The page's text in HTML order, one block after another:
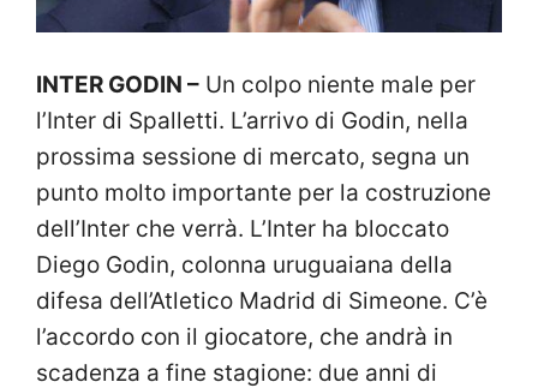
INTER GODIN – Un colpo niente male per
l’Inter di Spalletti. L’arrivo di Godin, nella
prossima sessione di mercato, segna un
punto molto importante per la costruzione
dell’Inter che verrà. L’Inter ha bloccato
Diego Godin, colonna uruguaiana della
difesa dell’Atletico Madrid di Simeone. C’è
l’accordo con il giocatore, che andrà in
scadenza a fine stagione: due anni di